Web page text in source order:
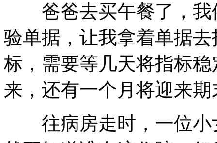
爸爸去买午餐了，我
验单据，让我拿着单据
标，需要等几天将指标
来，还有一个月将迎来
往病房走时，一位小